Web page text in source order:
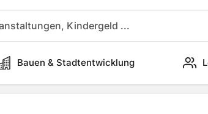
Bauen & Stadtentwicklung